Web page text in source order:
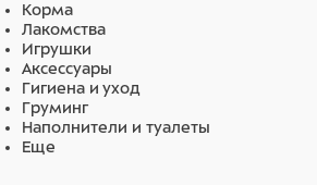
Корма
Лакомства
Игрушки
Аксессуары
Гигиена и уход
Груминг
Наполнители и туалеты
Еще